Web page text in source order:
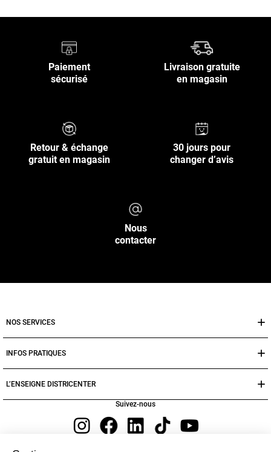
Paiement
sécurisé
Livraison gratuite
en magasin
Retour & échange
gratuit en magasin
30 jours pour
changer d’avis
Nous
contacter
NOS SERVICES
INFOS PRATIQUES
L’ENSEIGNE DISTRICENTER
Suivez-nous